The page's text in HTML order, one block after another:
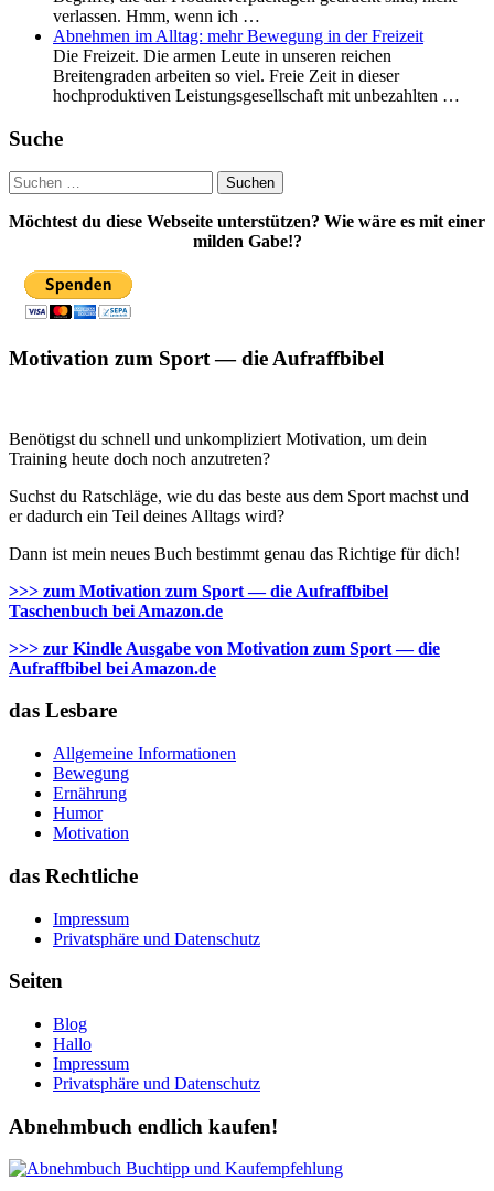
verlassen. Hmm, wenn ich …
Abnehmen im Alltag: mehr Bewegung in der Freizeit
Die Freizeit. Die armen Leute in unseren reichen
Breitengraden arbeiten so viel. Freie Zeit in dieser
hochproduktiven Leistungsgesellschaft mit unbezahlten …
Suche
Suchen
nach:
Möchtest du diese Webseite unterstützen? Wie wäre es mit einer
milden Gabe!?
Motivation zum Sport — die Aufraffbibel
Benötigst du schnell und unkompliziert Motivation, um dein
Training heute doch noch anzutreten?
Suchst du Ratschläge, wie du das beste aus dem Sport machst und
er dadurch ein Teil deines Alltags wird?
Dann ist mein neues Buch bestimmt genau das Richtige für dich!
>>> zum Motivation zum Sport — die Aufraffbibel
Taschenbuch bei Amazon.de
>>> zur Kindle Ausgabe von Motivation zum Sport — die
Aufraffbibel bei Amazon.de
das Lesbare
Allgemeine Informationen
Bewegung
Ernährung
Humor
Motivation
das Rechtliche
Impressum
Privatsphäre und Datenschutz
Seiten
Blog
Hallo
Impressum
Privatsphäre und Datenschutz
Abnehmbuch endlich kaufen!